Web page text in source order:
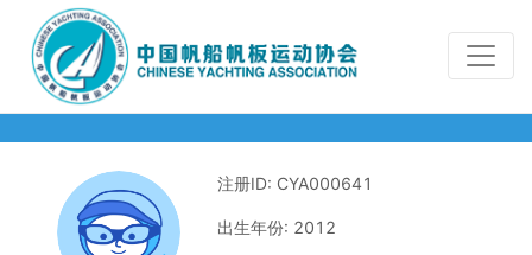
注册ID: CYA000641
出生年份: 2012